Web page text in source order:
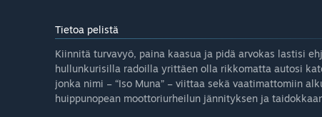
Tietoa pelistä
Kiinnitä turvavyö, paina kaasua ja pidä arvokas lastisi
hullunkurisilla radoilla yrittäen olla rikkomatta autosi
jonka nimi – “Iso Muna” – viittaa sekä vaatimattomiin
huippunopean moottoriurheilun jännityksen ja